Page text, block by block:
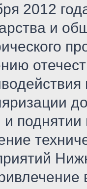
2012
и
и